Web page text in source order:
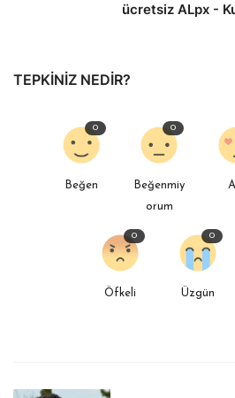
ücretsiz ALpx -
TEPKINIZ NEDIR?
Beğen
0
Beğenmiy
orum
0
Öfkeli
0
Üzgün
0